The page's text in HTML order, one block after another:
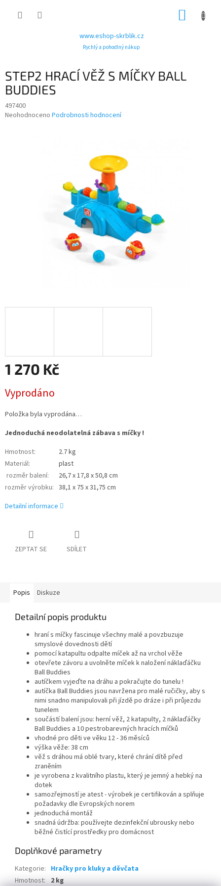
www.eshop-skrblik.cz
Rychlý a pohodlný nákup
STEP2 HRACÍ VĚŽ S MÍČKY BALL
BUDDIES
497400
Průměrné
Neohodnoceno Podrobnosti hodnocení
1 270 Kč
cena:
Vyprodáno
Položka byla vyprodána…
Jednoduchá neodolatelná zábava s míčky !
Hmotnost:
2.7 kg
Materiál:
plast
rozměr balení:
26,7 x 17,8 x 50,8 cm
rozměr výrobku: 38,1 x 75 x 31,75 cm
Detailní informace
ZEPTAT SE SDÍLET
Popis Diskuze
Detailní popis produktu
hraní s míčky fascinuje všechny malé a povzbuzuje
smyslové dovednosti dětí
pomocí katapultu odpalte míček až na vrchol věže
otevřete závoru a uvolněte míček k naložení náklaďáčku
Ball Buddies
autíčkem vyjeďte na dráhu a pokračujte do tunelu !
autíčka Ball Buddies jsou navržena pro malé ručičky, aby s
nimi snadno manipulovali při jízdě po dráze i při průjezdu
tunelem
součástí balení jsou: herní věž, 2 katapulty, 2 náklaďáčky
Ball Buddies a 10 pestrobarevných hracích míčků
vhodné pro děti ve věku 12 - 36 měsíců
výška věže: 38 cm
věž s dráhou má oblé tvary, které chrání dítě před
zraněním
je vyrobena z kvalitního plastu, který je jemný a hebký na
dotek
samozřejmostí je atest - výrobek je certifikován a splňuje
požadavky dle Evropských norem
jednoduchá montáž
snadná údržba: používejte dezinfekční ubrousky nebo
běžné čistící prostředky pro domácnost
Doplňkové parametry
Kategorie: Hračky pro kluky a děvčata
Hmotnost: 2 kg